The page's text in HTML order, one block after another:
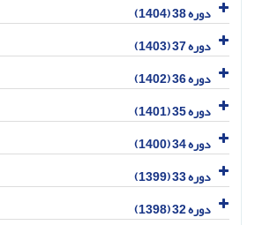
دوره 38 (1404)
دوره 37 (1403)
دوره 36 (1402)
دوره 35 (1401)
دوره 34 (1400)
دوره 33 (1399)
دوره 32 (1398)